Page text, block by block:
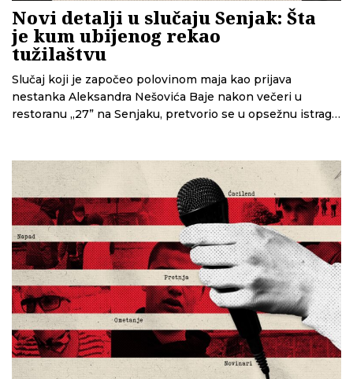
Novi detalji u slučaju Senjak: Šta
je kum ubijenog rekao
tužilaštvu
Slučaj koji je započeo polovinom maja kao prijava
nestanka Aleksandra Nešovića Baje nakon večeri u
restoranu „27” na Senjaku, pretvorio se u opsežnu istragu
smenjeni načelnik beogradske policije Veselin Milić. CINS
je imao uvid u deo dokumentacije iz istrage, među kojom
je i saslušanje kuma ubijenog Nešovića N.M. – čije detalje
objavljujemo.